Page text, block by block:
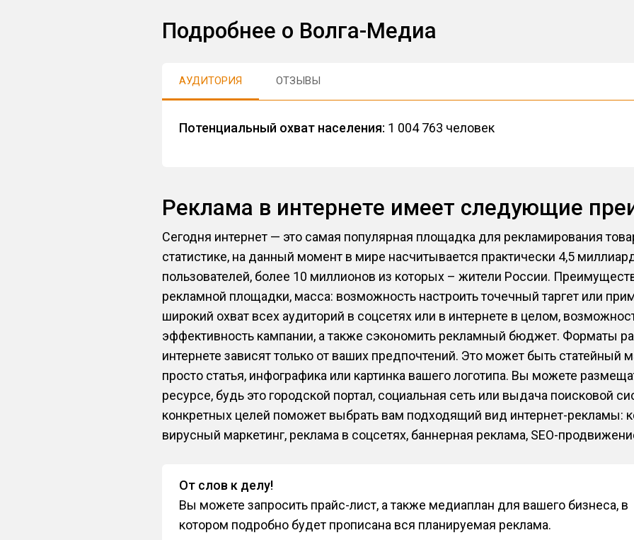
Подробнее о Волга-Медиа
АУДИТОРИЯ ОТЗЫВЫ
Потенциальный охват населения: 1 004 763 человек
Реклама в интернете имеет следующие
Сегодня интернет — это самая популярная площадка для рекламирования
статистике, на данный момент в мире насчитывается практически 4,5
пользователей, более 10 миллионов из которых – жители России. Преимуществ
рекламной площадки, масса: возможность настроить точечный таргет или
широкий охват всех аудиторий в соцсетях или в интернете в целом,
эффективность кампании, а также сэкономить рекламный бюджет. Форматы
интернете зависят только от ваших предпочтений. Это может быть статейный
просто статья, инфографика или картинка вашего логотипа. Вы можете
ресурсе, будь это городской портал, социальная сеть или выдача поисковой
конкретных целей поможет выбрать вам подходящий вид интернет-рекламы:
вирусный маркетинг, реклама в соцсетях, баннерная реклама, SEO-
От слов к делу!
Вы можете запросить прайс-лист, а также медиаплан для вашего бизнеса, в
котором подробно будет прописана вся планируемая реклама.